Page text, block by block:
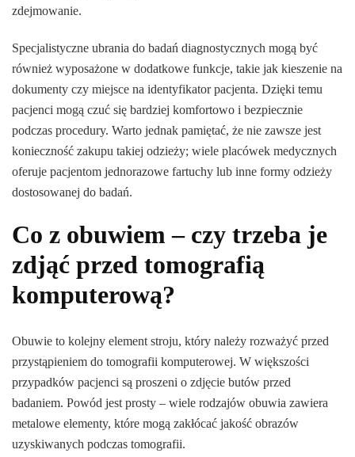
zdejmowanie.
Specjalistyczne ubrania do badań diagnostycznych mogą być
również wyposażone w dodatkowe funkcje, takie jak kieszenie na
dokumenty czy miejsce na identyfikator pacjenta. Dzięki temu
pacjenci mogą czuć się bardziej komfortowo i bezpiecznie
podczas procedury. Warto jednak pamiętać, że nie zawsze jest
konieczność zakupu takiej odzieży; wiele placówek medycznych
oferuje pacjentom jednorazowe fartuchy lub inne formy odzieży
dostosowanej do badań.
Co z obuwiem – czy trzeba je
zdjąć przed tomografią
komputerową?
Obuwie to kolejny element stroju, który należy rozważyć przed
przystąpieniem do tomografii komputerowej. W większości
przypadków pacjenci są proszeni o zdjęcie butów przed
badaniem. Powód jest prosty – wiele rodzajów obuwia zawiera
metalowe elementy, które mogą zakłócać jakość obrazów
uzyskiwanych podczas tomografii.